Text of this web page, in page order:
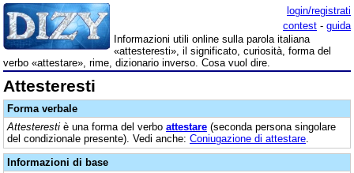
login/registrati
contest - guida
Informazioni utili online sulla parola italiana
«attesteresti», il significato, curiosità, forma del
verbo «attestare», rime, dizionario inverso. Cosa vuol dire.
Attesteresti
Forma verbale
Attesteresti è una forma del verbo attestare (seconda persona singolare
del condizionale presente). Vedi anche: Coniugazione di attestare
Informazioni di base